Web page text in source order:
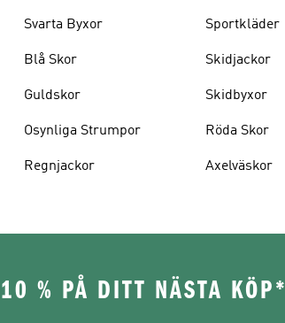
Svarta Byxor
Blå Skor
Guldskor
Osynliga Strumpor
Regnjackor
Sportkläder
Skidjackor
Skidbyxor
Röda Skor
Axelväskor
% PÅ DITT NÄSTA KÖP*